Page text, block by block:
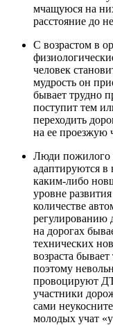
мчащуюся на
расстояние до
С возрастом в
человек
мудрость он
бывает трудно
поступит тем
переходить
на ее проезжую
Люди пожилого
адаптируются
каким-либо
уровне
количестве
на дорогах
технических
возраста
поэтому
провоцируют
участники
сами
молодых учат